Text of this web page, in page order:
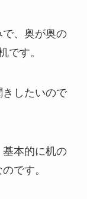
、奥が奥の
です。
したいので
本的に机の
です。